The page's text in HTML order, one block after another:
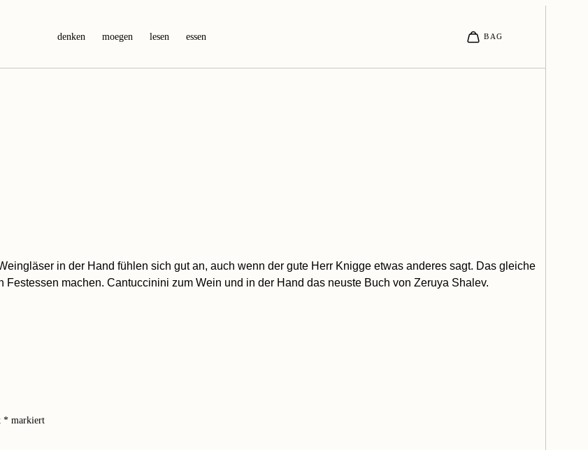
denken moegen lesen essen
in der Hand fühlen sich gut an, auch wenn der gute Herr Knigge etwas anderes sagt. Das gleiche
machen. Cantuccinini zum Wein und in der Hand das neuste Buch von Zeruya Shalev.
* markiert